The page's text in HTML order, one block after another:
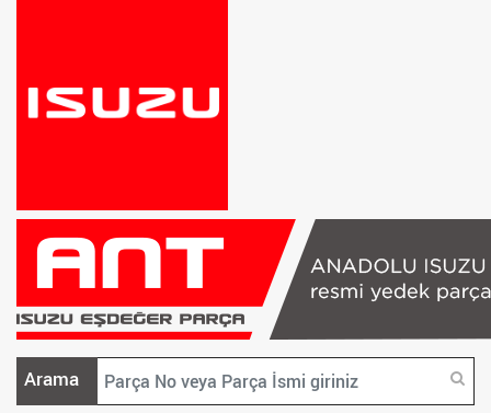
Arama